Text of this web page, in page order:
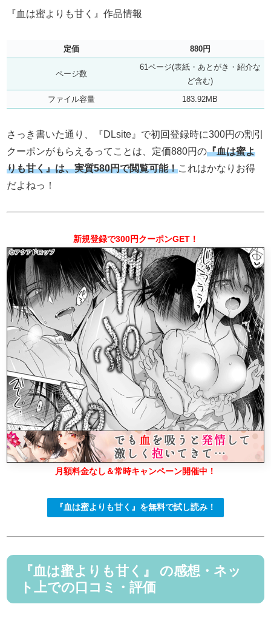
『血は蜜よりも甘く』作品情報
定価 880円
ページ数
61ページ(表紙・あとがき・紹介な
ど含む)
ファイル容量
183.92MB
さっき書いた通り、『DLsite』で初回登録時に300円の割引
クーポンがもらえるってことは、定価880円の『血は蜜よ
りも甘く』は、実質580円で閲覧可能！これはかなりお得
だよねっ！
新規登録で300円クーポンGET！
月額料金なし＆常時キャンペーン開催中！
『血は蜜よりも甘く』を無料で試し読み！
『血は蜜よりも甘く』 の感想・ネッ
ト上での口コミ・評価